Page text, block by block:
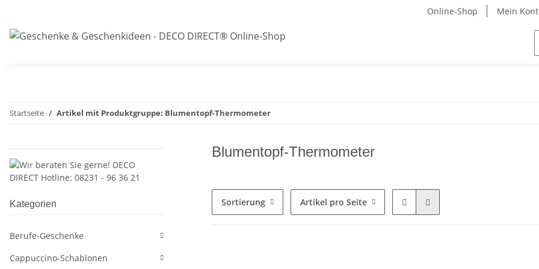
Online-Shop Mein
Startseite Artikel mit Produktgruppe: Blumentopf-Thermometer
Blumentopf-Thermometer
Sortierung Artikel pro Seite
Kategorien
Berufe-Geschenke
Cappuccino-Schablonen